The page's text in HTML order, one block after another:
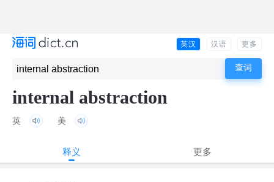
英汉 汉语 更多
internal abstraction
英 美
释义 更多